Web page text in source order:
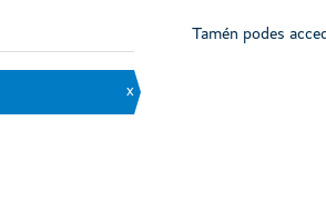
x
Tamén podes